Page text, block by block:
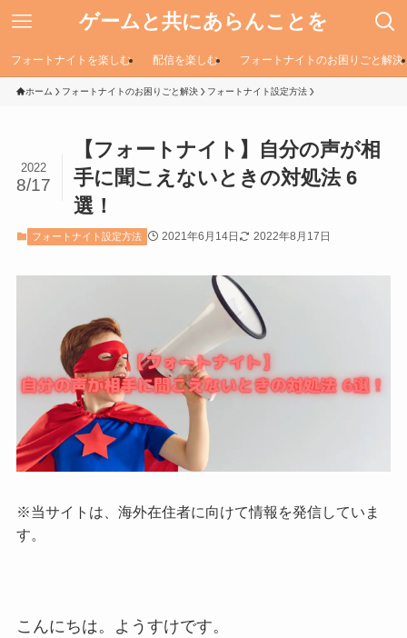
ゲームと共にあらんことを
フォートナイトを楽しむ 配信を楽しむ フォートナイトのお困りごと解決
ホーム フォートナイトのお困りごと解決 フォートナイト設定方法
【フォートナイト】自分の声が相
手に聞こえないときの対処法 6
選！
2022
8/17
フォートナイト設定方法 2021年6月14日 2022年8月17日
※当サイトは、海外在住者に向けて情報を発信していま
す。
こんにちは。ようすけです。